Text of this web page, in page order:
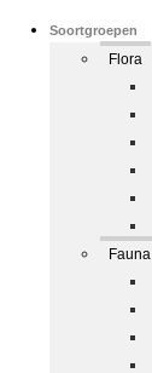
Soortgroepen
Flora
Fauna